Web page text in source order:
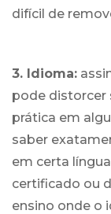
difícil de
3. Idioma:
pode distorcer
prática em
saber
em certa
certificado ou
ensino onde o